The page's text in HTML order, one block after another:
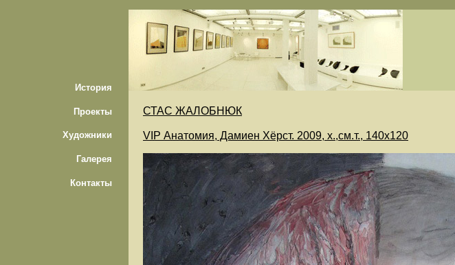
История
Проекты
Художники
Галерея
Контакты
СТАС ЖАЛОБНЮК
VIP Анатомия, Дамиен Хёрст. 2009, х.,см.т., 140х120